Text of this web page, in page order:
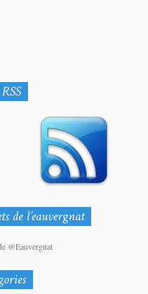
@Eauvergnat